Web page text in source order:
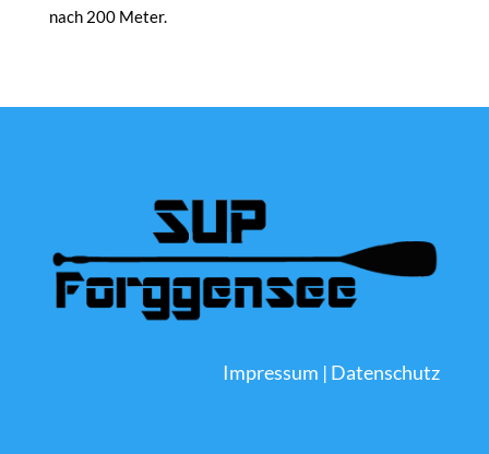
nach 200 Meter.
Impressum | Datenschutz